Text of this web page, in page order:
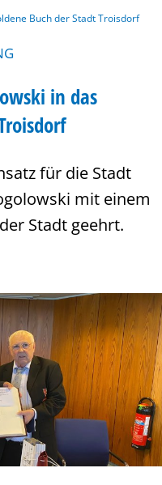
Buch der Stadt Troisdorf
in das
für die Stadt
mit einem
Stadt geehrt.